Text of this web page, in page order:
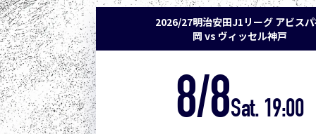
2026/27明治安田J1リーグ アビス
岡 vs ヴィッセル神戸
8/8Sat. 19:00